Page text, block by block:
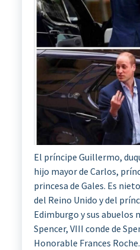
El príncipe Guillermo,
hijo mayor de Carlos,
princesa de Gales. Es
del Reino Unido y del
Edimburgo y sus abuelos
Spencer, VIII conde de
Honorable Frances